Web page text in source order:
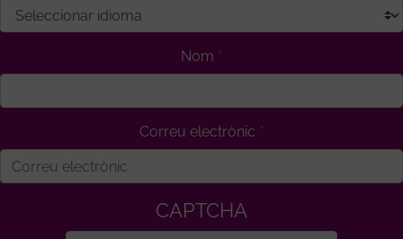
Nom
Correu electrònic
CAPTCHA